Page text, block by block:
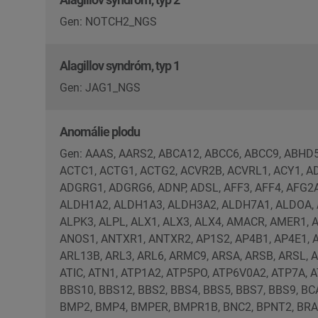
Gen: NOTCH2_NGS
Alagillov syndróm, typ 1
Gen: JAG1_NGS
Anomálie plodu
Gen: AAAS, AARS2, ABCA12, ABCC6, ABCC9, ABHD5, ABL1, ACAD9, ACADVL, ACAN, ACBD6, ACE, ACOX1, ACP5, ACTA1, ACTA2, ACTB, ACTC1, ACTG1, ACTG2, ACVR2B, ACVRL1, ACY1, ADAMTS10, ADAMTS15, ADAMTS17, ADAMTS3, ADAMTSL2, ADAR, ADCY6, ADD1, ADGRG1, ADGRG6, ADNP, ADSL, AFF3, AFF4, AFG2A, AGK, AGL, AGPS, AGTR1, AHCY, AHDC1, AHI1, AKT1, AKT2, AKT3, ALDH18A1, ALDH1A2, ALDH1A3, ALDH3A2, ALDH7A1, ALDOA, ALG1, ALG12, ALG14, ALG2, ALG3, ALG6, ALG8, ALG9, ALMS1, ALOX12B, ALOXE3, ALPK3, ALPL, ALX1, ALX3, ALX4, AMACR, AMER1, AMMECR1, AMOTL1, AMPD2, AMT, ANAPC1, ANGPT2, ANKH, ANKRD11, ANKS6, ANOS1, ANTXR1, ANTXR2, AP1S2, AP4B1, AP4E1, AP4S1, APC2, AR, ARCN1, ARFGEF2, ARHGAP29, ARHGAP31, ARID1A, ARID1B, ARID2, ARL13B, ARL3, ARL6, ARMC9, ARSA, ARSB, ARSL, ARX, ASAH1, ASCC1, ASNS, ASPA, ASPM, ASS1, ASXL1, ASXL3, ATAD1, ATAD3A, ATG7, ATIC, ATN1, ATP1A2, ATP5PO, ATP6V0A2, ATP7A, ATR, ATRX, B3GALNT2, B3GALT6, B3GAT3, B3GLCT, B4GALT7, B4GAT1, B9D2, BBS1, BBS10, BBS12, BBS2, BBS4, BBS5, BBS7, BBS9, BCAP31, BCL11A, BCOR, BCS1L, BFSP2, BGN, BHLHA9, BICD2, BIN1, BLM, BLTP1, BMP1, BMP2, BMP4, BMPER, BMPR1B, BNC2, BPNT2, BRAF, BRAT1, BRCA1, BRCA2, BRD4, BRIP1, BRPF1, BSND, BTD, BUB1B, C12orf57, C1QBP, C2CD3, C2orf69, CA2, CA8, CACNA1C, CACNA1E, CACNA1G, CACNA1S, CANT1, CASK, CASP2, CASR, CBL, CBY1, CC2D2A, CCBE1, CCDC22, CCDC39, CCDC40, CCDC8, CCDC88C, CCND2, CCNQ, CDAN1, CDC45, CDC6, CDH1, CDH2, CDH3, CDK10, CDK13, CDK5RAP2, CDK8, CDKL5, CDKN1C, CDON, CDT1, CDX2, CENPF, CEP104, CEP120, CEP135, CEP152, CEP164, CEP290, CEP295, CEP41, CEP55, CEP57, CEP63, CEP83, CEP85L, CERS3, CERT1, CFAP45, CFAP52, CFAP53, CFAP298, CFAP300, CFAP410, CFAP418, CFC1, CFL2, CFTR, CIT, CILK1, CKAP2L, CLCN4, CLCN7, CLP1, CLPB, CLTC, CLXN, CNOT1, CNOT2, CNOT3, CNTNAP1, CNTNAP2, COA7, COASY, COG1, COG4, COG5, COG6, COG7, COG8, COL10A1, COL11A1, COL11A2, COL12A1, COL13A1, COL18A1, COL1A1, COL1A2, COL2A1, COL3A1, COL4A1, COL4A2, COL6A1, COL6A2, COL6A3, COL9A1, COL9A2, COLEC10, COLEC11, COLQ, COQ4, COQ7, COQ9, COX7B, CPAP, CPLANE1, CPT2, CRADD, CRB2, CREB3L1, CREBBP, CRIPT, CRLF1, CRPPA, CRTAP, CRYAA, CRYBA1, CRYBA4, CRYBB1, CRYBB2, CRYBB3, CRYGC, CRYGD, CSF1R, CSGALNACT1, CSNK2A1, CSPP1, CTC1, CTCF, CTNNA2, CTNNB1, CTNND1, CTSA, CTSD, CTSK, CTU2, CUL4B, CUL7, CWC27, CYBB, CYP11A1, CYP11B1, CYP17A1, CYP1B1, CYP26B1, CYP2U1, CYP4F22, DAG1, DARS1, DARS2, DAW1, DCC, DCX, DDR2, DDRGK1, DDX11, DDX3X, DDX59, DENND5A, DEPDC5, DHCR24, DHCR7, DHFR, DHODH, DHX30, DCHS1, DIAPH1, DIS3L2, DISP1, DKC1, DLG5, DLL1, DLL3, DLL4, DLX5, DNA2, DNAAF1, DNAAF2, DNAAF3, DNAAF4, DNAAF5, DNAAF6, DNAAF11, DNAAF19, DNAH11, DNAH5, DNAH9, DNAI1, DNAI2, DNAJB11, DNAL1, DNM1L, DNM2, DNMT3A, DNMT3B, DOCK6, DOK7, DOLK, DONSON, DPAGT1, DPF2, DPH1, DPM1, DPM2, DPM3, DPYSL5, DRG1, DSP, DSTYK, DVL1, DVL3, DYM, DYNC1H1, DYNC1I1, DYNC1I2, DYNC2H1, DYNC2I1, DYNC2I2, DYNC2LI1, DYNLT2B, DYRK1A, DZIP1L, EARS2, EBF3, EBP, ECEL1, EDNRA, EDNRB, EED, EEF2, EFEMP2, EFNB1, EFTUD2, EHBP1L1, EHMT1, ECHS1, EIF2AK3, EIF2B2, EIF2B3, EIF2S3, EIF4A3, EIF5A, ELAC2, ELN, ELOVL4, EMD, EMG1, EML1, EMX2, EN1, ENG, ENPP1, EOGT, EP300, EPG5, EPHB4, ERBB3, ERCC1, ERCC2, ERCC3, ERCC4, ERCC5, ERCC6, ERCC8, ERF, ERGIC1, ERI1, ESAM, ESCO2, ETFA, ETFB, ETFDH, EVC, EVC2, EXOC3L2, EXOC7, EXOSC3, EXT1, EXT2, EXTL3, EYA1, EZH2, FAH, FAM111A, FAM149B1, FAM20A, FAM20C, FANCA, FANCB, FANCC, FANCD2, FANCE, FANCF, FANCG, FANCI, FANCL, FAR1, FAS, FAT1, FAT4, FBLN5, FBN1, FBN2, FBRSL1, FBXL4, FGD1, FGF10, FGF3, FGF8, FGFR1, FGFR2, FGFR3, FH, FIG4, FILIP1, FKBP10, FKBP14, FKRP, FKTN, FLNA, FLNB, FLNC, FLT4, FLVCR2, FN1, FOLR1, FOSL2, FOXC1, FOXC2, FOXE1, FOXE3, FOXF1, FOXG1, FOXJ1, FOXP3, FOXP4, FOXRED1, FRA10AC1, FRAS1, FREM1, FREM2, FRMD4A, FTL, FTO, FUT8, FUZ, FYCO1, FZD2, G6PC3, GAA, GALC,